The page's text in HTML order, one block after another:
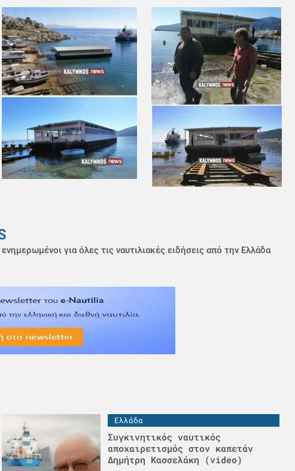
για όλες τις ναυτιλιακές ειδήσεις από την Ελλάδα
Ελλάδα
Συγκινητικός ναυτικός
αποχαιρετισμός στον καπετάν
Δημήτρη Κασσελάκη (video)